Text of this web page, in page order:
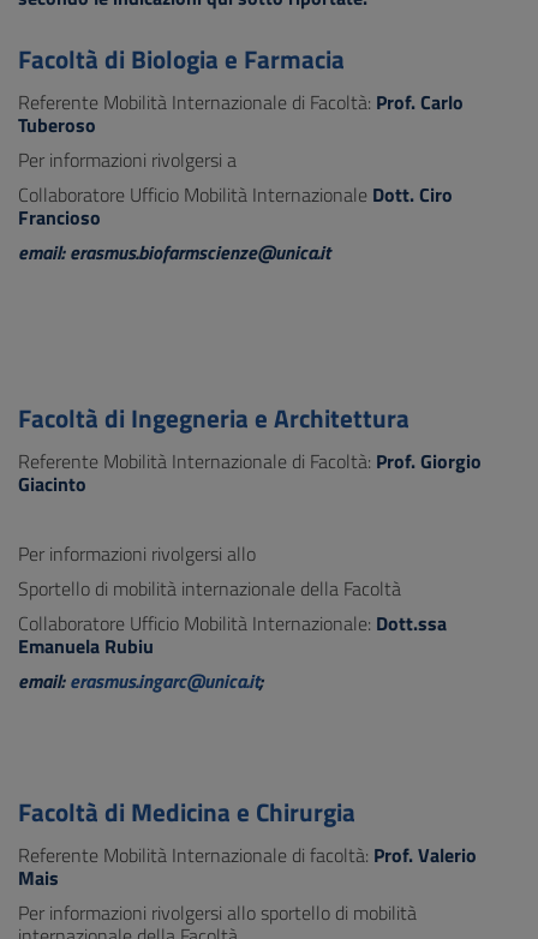
Facoltà di Biologia e Farmacia
Referente Mobilità Internazionale di Facoltà: Prof. Carlo
Tuberoso
Per informazioni rivolgersi a
Collaboratore Ufficio Mobilità Internazionale Dott. Ciro
Francioso
email: erasmus.biofarmscienze@unica.it
Facoltà di Ingegneria e Architettura
Referente Mobilità Internazionale di Facoltà: Prof. Giorgio
Giacinto
Per informazioni rivolgersi allo
Sportello di mobilità internazionale della Facoltà
Collaboratore Ufficio Mobilità Internazionale: Dott.ssa
Emanuela Rubiu
email:erasmus.ingarc@unica.it;
Facoltà di Medicina e Chirurgia
Referente Mobilità Internazionale di facoltà: Prof. Valerio
Mais
Per informazioni rivolgersi allo sportello di mobilità